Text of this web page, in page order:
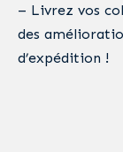
– Livrez vos
des
d’expédition !